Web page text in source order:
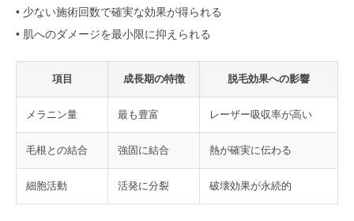
• 少ない施術回数で確実な効果が得られる
• 肌へのダメージを最小限に抑えられる
項目 成長期の特徴 脱毛効果への影響
メラニン量 最も豊富 レーザー吸収率が高い
毛根との結合 強固に結合 熱が確実に伝わる
細胞活動 活発に分裂 破壊効果が永続的